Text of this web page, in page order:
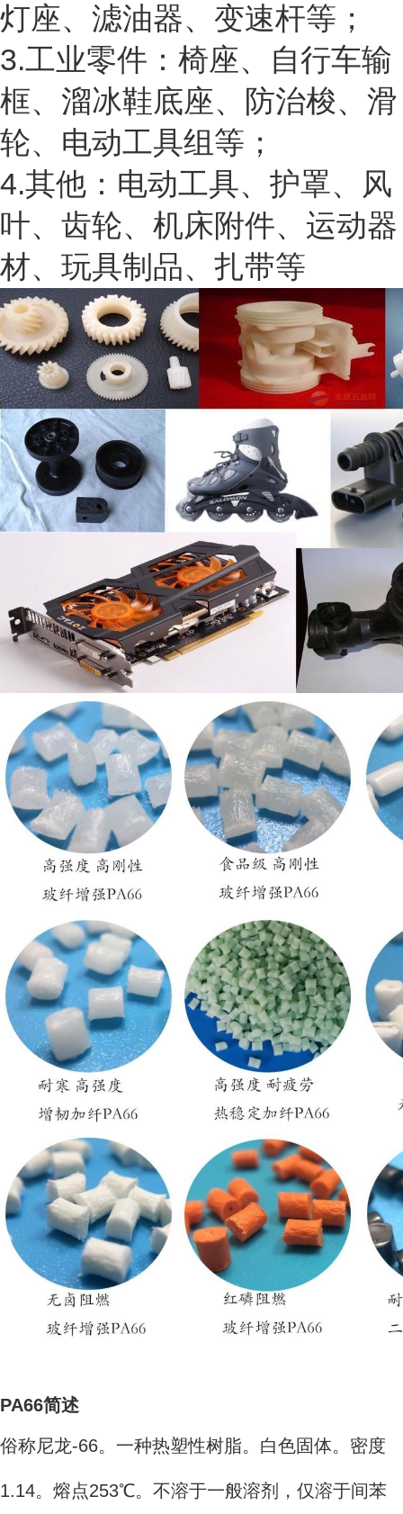
灯座、滤油器、变速杆等；
3.工业零件：椅座、自行车输
框、溜冰鞋底座、防治梭、滑
轮、电动工具组等；
4.其他：电动工具、护罩、风
叶、齿轮、机床附件、运动器
材、玩具制品、扎带等
PA66简述
俗称尼龙-66。一种热塑性树脂。白色固体。密度
1.14。熔点253℃。不溶于一般溶剂，仅溶于间苯